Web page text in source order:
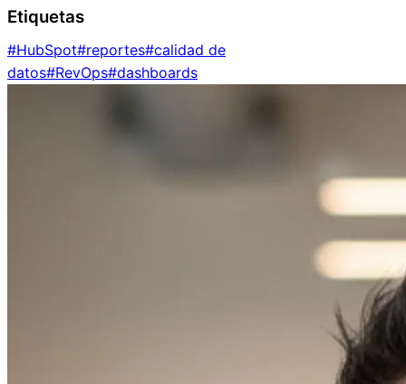
Etiquetas
#HubSpot#reportes#calidad de
datos#RevOps#dashboards